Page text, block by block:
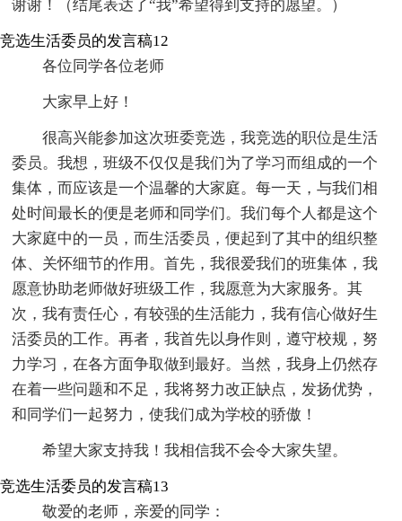
谢谢！（结尾表达了“我”希望得到支持的愿望。）
竞选生活委员的发言稿12
各位同学各位老师
大家早上好！
很高兴能参加这次班委竞选，我竞选的职位是生活
委员。我想，班级不仅仅是我们为了学习而组成的一个
集体，而应该是一个温馨的大家庭。每一天，与我们相
处时间最长的便是老师和同学们。我们每个人都是这个
大家庭中的一员，而生活委员，便起到了其中的组织整
体、关怀细节的作用。首先，我很爱我们的班集体，我
愿意协助老师做好班级工作，我愿意为大家服务。其
次，我有责任心，有较强的生活能力，我有信心做好生
活委员的工作。再者，我首先以身作则，遵守校规，努
力学习，在各方面争取做到最好。当然，我身上仍然存
在着一些问题和不足，我将努力改正缺点，发扬优势，
和同学们一起努力，使我们成为学校的骄傲！
希望大家支持我！我相信我不会令大家失望。
竞选生活委员的发言稿13
敬爱的老师，亲爱的同学：